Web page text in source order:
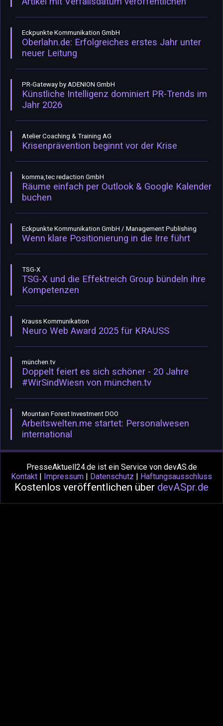
Eckpunkte Kommunikation GmbH
Oberlahn.de: Erfolgreiches erstes Jahr unter
neuer Leitung
PR-Gateway by ADENION GmbH
Künstliche Intelligenz dominiert PR-Trends im
Jahr 2026
Atelier Coaching & Training AG
Krisenprävention beginnt vor der Krise
komma,tec redaction GmbH
Räume einfach per Outlook & Google Kalender
buchen
Eckpunkte Kommunikation GmbH / Management Publishing
Wenn klare Positionierung in die Irre führt
TSG-X
TSG-X und die Effektreich Group bündeln ihre
Kompetenzen
Krauss Kommunikation
Neuro Web Award 2025 für KRAUSS
münchen.tv
Doppelt feiert es sich schöner - 20 Jahre
#WirSindWiesn von münchen.tv
Mountain Forest Investment DOO
Arbeitswelten.me startet: Personalwesen
international
PresseAktuell24.de ist ein Service von devAS.de
Kontakt | Impressum | Datenschutz | Haftungsausschluss
Kostenlos veröffentlichen über devASpr.de